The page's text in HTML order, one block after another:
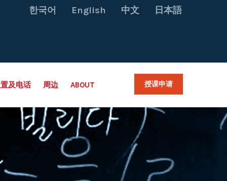
한국어 English 中文 日本語
及电话 周边 ABOUT 授课申请